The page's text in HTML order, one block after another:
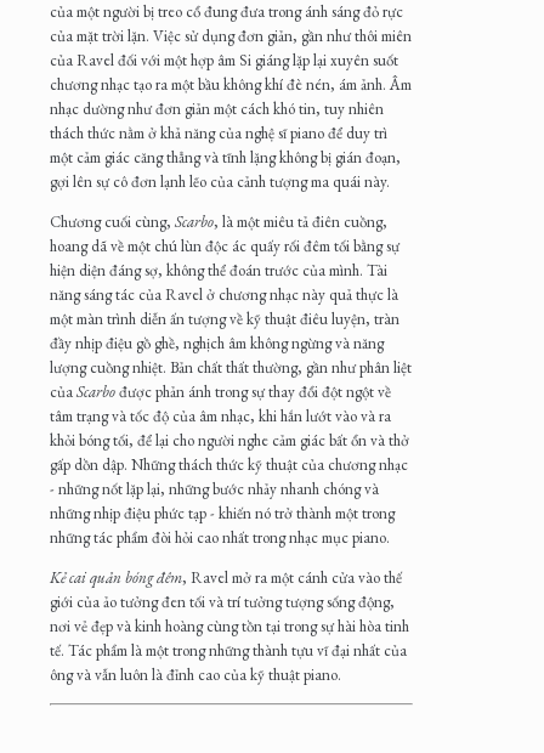
của một người bị treo cổ đung đưa trong ánh sáng đỏ rực
của mặt trời lặn. Việc sử dụng đơn giản, gần như thôi miên
của Ravel đối với một hợp âm Si giáng lặp lại xuyên suốt
chương nhạc tạo ra một bầu không khí đè nén, ám ảnh. Âm
nhạc dường như đơn giản một cách khó tin, tuy nhiên
thách thức nằm ở khả năng của nghệ sĩ piano để duy trì
một cảm giác căng thẳng và tĩnh lặng không bị gián đoạn,
gợi lên sự cô đơn lạnh lẽo của cảnh tượng ma quái này.
Chương cuối cùng, Scarbo, là một miêu tả điên cuồng,
hoang dã về một chú lùn độc ác quấy rối đêm tối bằng sự
hiện diện đáng sợ, không thể đoán trước của mình. Tài
năng sáng tác của Ravel ở chương nhạc này quả thực là
một màn trình diễn ấn tượng về kỹ thuật điêu luyện, tràn
đầy nhịp điệu gồ ghề, nghịch âm không ngừng và năng
lượng cuồng nhiệt. Bản chất thất thường, gần như phân liệt
củaScarbođược phản ánh trong sự thay đổi đột ngột về
tâm trạng và tốc độ của âm nhạc, khi hắn lướt vào và ra
khỏi bóng tối, để lại cho người nghe cảm giác bất ổn và thở
gấp dồn dập. Những thách thức kỹ thuật của chương nhạc
- những nốt lặp lại, những bước nhảy nhanh chóng và
những nhịp điệu phức tạp - khiến nó trở thành một trong
những tác phẩm đòi hỏi cao nhất trong nhạc mục piano.
Kẻ cai quản bóng đêm, Ravel mở ra một cánh cửa vào thế
giới của ảo tưởng đen tối và trí tưởng tượng sống động,
nơi vẻ đẹp và kinh hoàng cùng tồn tại trong sự hài hòa tinh
tế. Tác phẩm là một trong những thành tựu vĩ đại nhất của
ông và vẫn luôn là đỉnh cao của kỹ thuật piano.